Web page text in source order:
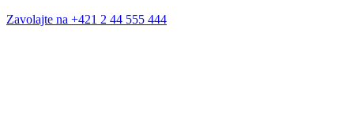
Zavolajte na +421 2 44 555 444